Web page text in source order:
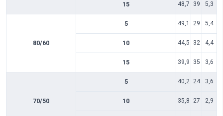
15 48,7 39 5,3
80/60
5 49,1 29 5,4
10 44,5 32 4,4
15 39,9 35 3,6
70/50
5 40,2 24 3,6
10 35,8 27 2,9